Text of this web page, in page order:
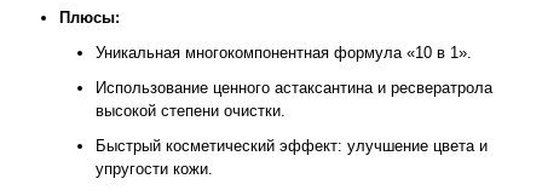
Плюсы:
Уникальная многокомпонентная формула «10 в 1».
Использование ценного астаксантина и ресвератрола
высокой степени очистки.
Быстрый косметический эффект: улучшение цвета и
упругости кожи.